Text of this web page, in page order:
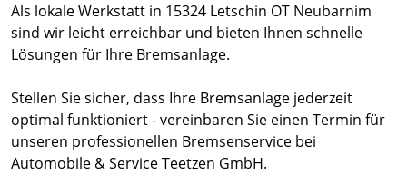
Als lokale Werkstatt in 15324 Letschin OT Neubarnim
sind wir leicht erreichbar und bieten Ihnen schnelle
Lösungen für Ihre Bremsanlage.
Stellen Sie sicher, dass Ihre Bremsanlage jederzeit
optimal funktioniert - vereinbaren Sie einen Termin für
unseren professionellen Bremsenservice bei
Automobile & Service Teetzen GmbH.